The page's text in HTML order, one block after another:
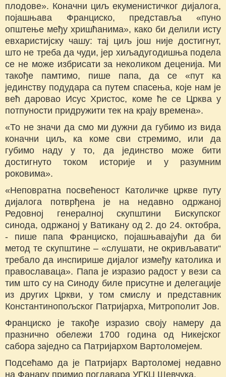
плодове». Коначни циљ екуменистичког дијалога,
појашњава Франциско, представља «пуно
општење међу хришћанима», како би делили исту
евхаристијску чашу: тај циљ још није достигнут,
што не треба да чуди, јер хиљадугодишња подела
се не може избрисати за неколиком деценија. Ми
такође памтимо, пише папа, да се «пут ка
јединству подудара са путем спасења, које нам је
већ даровао Исус Христос, коме ће се Црква у
потпуности придружити тек на крају времена».
«То не значи да смо ми дужни да губимо из вида
коначни циљ, ка коме сви стремимо, или да
губимо наду у то, да јединство може бити
достигнуто током историје и у разумним
роковима».
«Неповратна посвећеност Католичке цркве путу
дијалога потврђена је на недавно одржаној
Редовној генералној скупштини Бискупског
синода, одржаној у Ватикану од 2. до 24. октобра,
- пише папа Франциско, појашњавајући да би
метод те скупштине – «слушати, не окривљавати“
требало да инспирише дијалог између католика и
православаца». Папа је изразио радост у вези са
тим што су на Синоду биле присутне и делегације
из других Цркви, у том смислу и представник
Константинопољског Патријарха, Митрополит Јов.
Франциско је такође изразио своју намеру да
празнично обележи 1700 година од Никејског
сабора заједно са Патријархом Вартоломејем.
Подсећамо да је Патријарх Вартоломеј недавно
на Фанару примио поглавара УГКЦ Шевчука.